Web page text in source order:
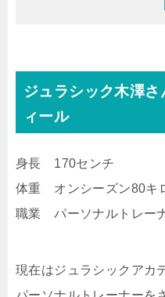
ジュラシック木澤
ィール
身長 170センチ
体重 オンシーズン80キ
職業 パーソナルトレー
現在はジュラシックアカ